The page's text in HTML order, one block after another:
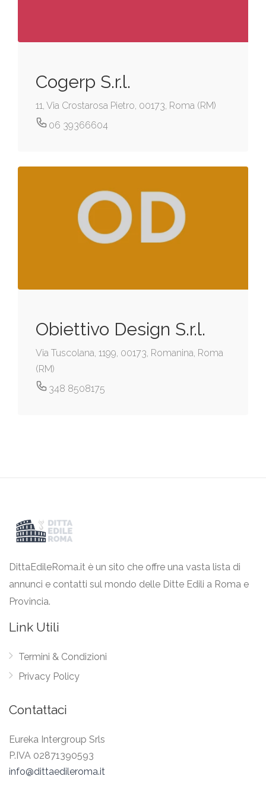
Cogerp S.r.l.
11, Via Crostarosa Pietro, 00173, Roma (RM)
06 39366604
Obiettivo Design S.r.l.
Via Tuscolana, 1199, 00173, Romanina, Roma
(RM)
348 8508175
DittaEdileRoma.it è un sito che offre una vasta lista di
annunci e contatti sul mondo delle Ditte Edili a Roma e
Provincia.
Link Utili
Termini & Condizioni
Privacy Policy
Contattaci
Eureka Intergroup Srls
P.IVA 02871390593
info@dittaedileroma.it